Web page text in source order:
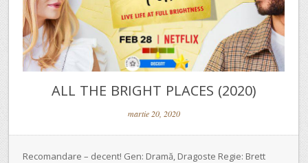
ALL THE BRIGHT PLACES (2020)
martie 20, 2020
Recomandare – decent! Gen: Dramă, Dragoste Regie: Brett